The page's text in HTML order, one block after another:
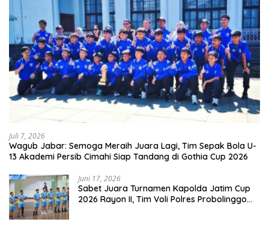
Juli 7, 2026
Wagub Jabar: Semoga Meraih Juara Lagi, Tim Sepak Bola U-
13 Akademi Persib Cimahi Siap Tandang di Gothia Cup 2026
Juni 17, 2026
Sabet Juara Turnamen Kapolda Jatim Cup
2026 Rayon II, Tim Voli Polres Probolinggo